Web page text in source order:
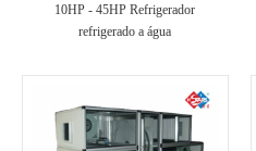
10HP - 45HP Refrigerador
refrigerado a água